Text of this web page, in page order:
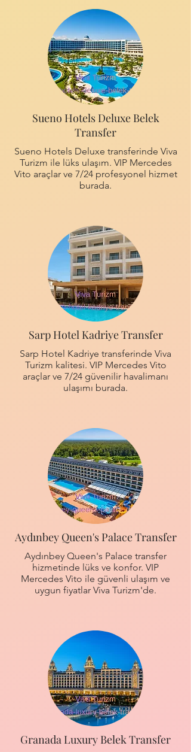
Sueno Hotels Deluxe Belek
Transfer
Sueno Hotels Deluxe transferinde Viva
Turizm ile lüks ulaşım. VIP Mercedes
Vito araçlar ve 7/24 profesyonel hizmet
burada.
Sarp Hotel Kadriye Transfer
Sarp Hotel Kadriye transferinde Viva
Turizm kalitesi. VIP Mercedes Vito
araçlar ve 7/24 güvenilir havalimanı
ulaşımı burada.
Aydınbey Queen's Palace Transfer
Aydınbey Queen's Palace transfer
hizmetinde lüks ve konfor. VIP
Mercedes Vito ile güvenli ulaşım ve
uygun fiyatlar Viva Turizm'de.
Granada Luxury Belek Transfer